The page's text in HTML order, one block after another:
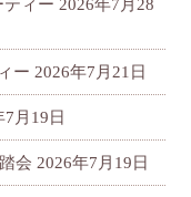
ティー 2026年7月28
ー 2026年7月21日
7月19日
会 2026年7月19日